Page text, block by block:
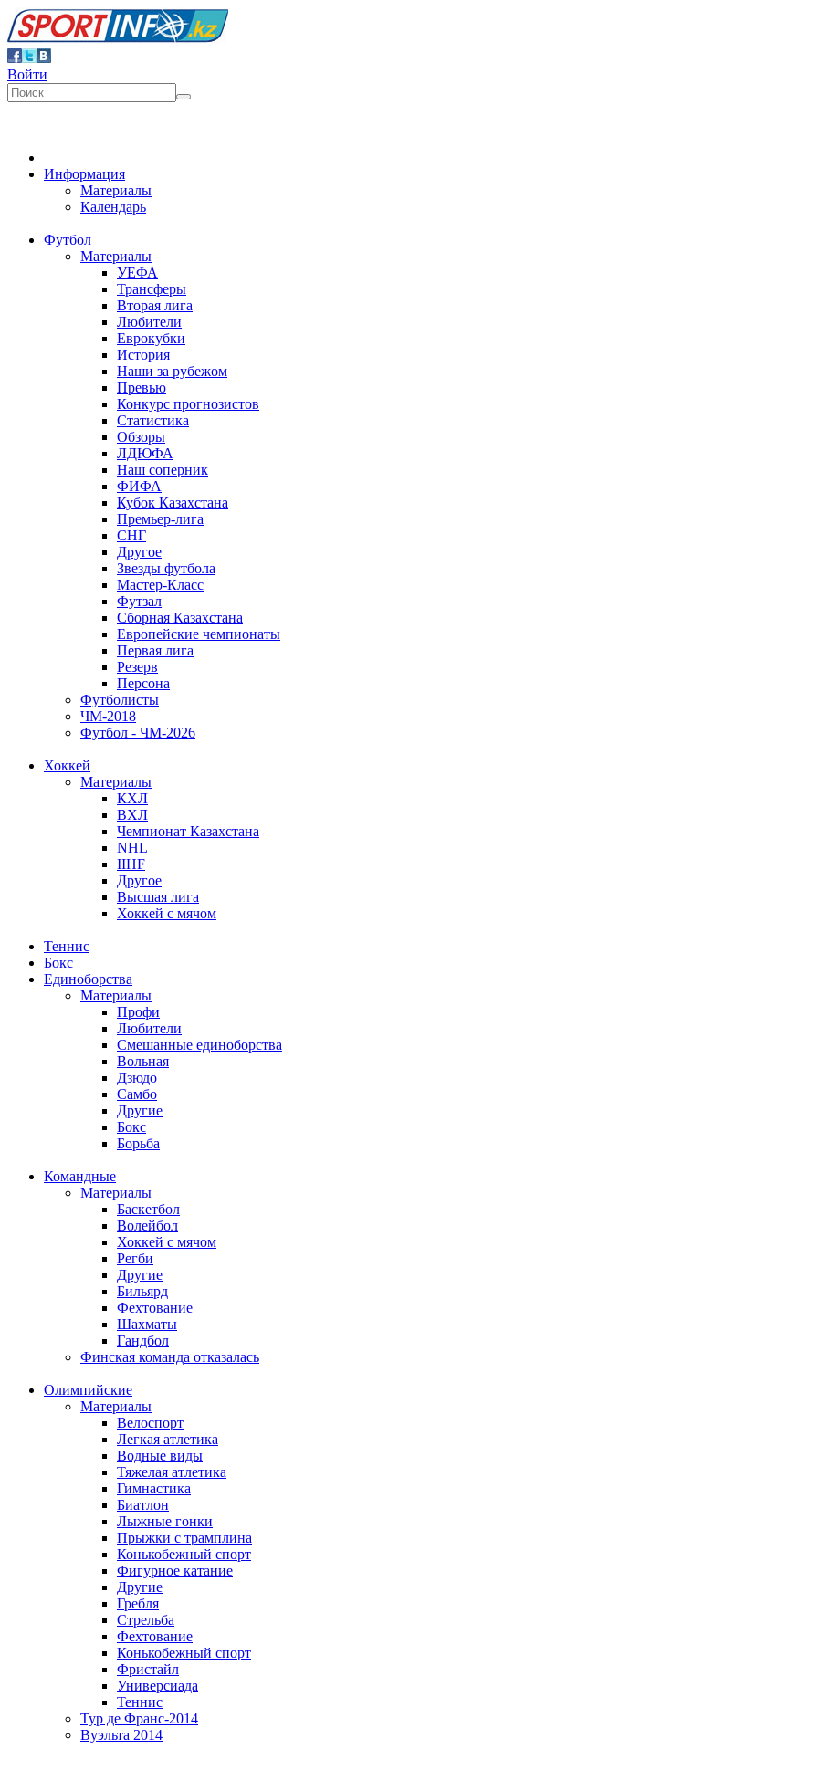
Войти
Информация
Материалы
Календарь
Футбол
Материалы
УЕФА
Трансферы
Вторая лига
Любители
Еврокубки
История
Наши за рубежом
Превью
Конкурс прогнозистов
Статистика
Обзоры
ЛДЮФА
Наш соперник
ФИФА
Кубок Казахстана
Премьер-лига
СНГ
Другое
Звезды футбола
Мастер-Класс
Футзал
Сборная Казахстана
Европейские чемпионаты
Первая лига
Резерв
Персона
Футболисты
ЧМ-2018
Футбол - ЧМ-2026
Хоккей
Материалы
КХЛ
ВХЛ
Чемпионат Казахстана
NHL
IIHF
Другое
Высшая лига
Хоккей с мячом
Теннис
Бокс
Единоборства
Материалы
Профи
Любители
Смешанные единоборства
Вольная
Дзюдо
Самбо
Другие
Бокс
Борьба
Командные
Материалы
Баскетбол
Волейбол
Хоккей с мячом
Регби
Другие
Бильярд
Фехтование
Шахматы
Гандбол
Финская команда отказалась
Олимпийские
Материалы
Велоспорт
Легкая атлетика
Водные виды
Тяжелая атлетика
Гимнастика
Биатлон
Лыжные гонки
Прыжки с трамплина
Конькобежный спорт
Фигурное катание
Другие
Гребля
Стрельба
Фехтование
Конькобежный спорт
Фристайл
Универсиада
Теннис
Тур де Франс-2014
Вуэльта 2014